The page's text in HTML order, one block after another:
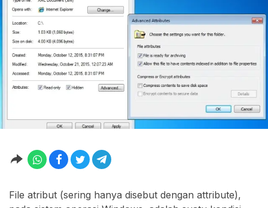
File atribut (sering hanya disebut dengan attribute),